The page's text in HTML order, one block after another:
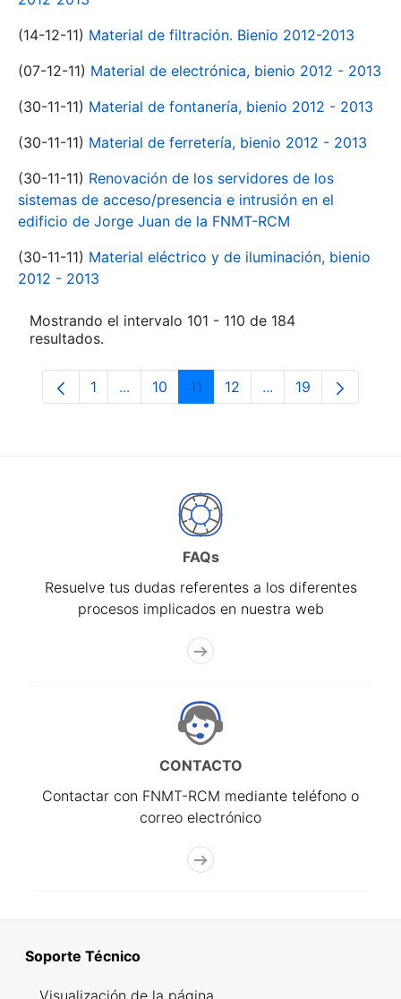
(14-12-11) Material de filtración. Bienio 2012-2013
(07-12-11) Material de electrónica, bienio 2012 - 2013
(30-11-11) Material de fontanería, bienio 2012 - 2013
(30-11-11) Material de ferretería, bienio 2012 - 2013
(30-11-11) Renovación de los servidores de los
sistemas de acceso/presencia e intrusión en el
edificio de Jorge Juan de la FNMT-RCM
(30-11-11) Material eléctrico y de iluminación, bienio
2012 - 2013
Mostrando el intervalo 101 - 110 de 184
resultados.
Página
1 ...Páginas intermedias Use TAB para
Página
10 Página
11 Página
12 ...PáginasPágina
19
FAQs
Resuelve tus dudas referentes a los diferentes
procesos implicados en nuestra web
CONTACTO
Contactar con FNMT-RCM mediante teléfono o
correo electrónico
Soporte Técnico
Visualización de la página